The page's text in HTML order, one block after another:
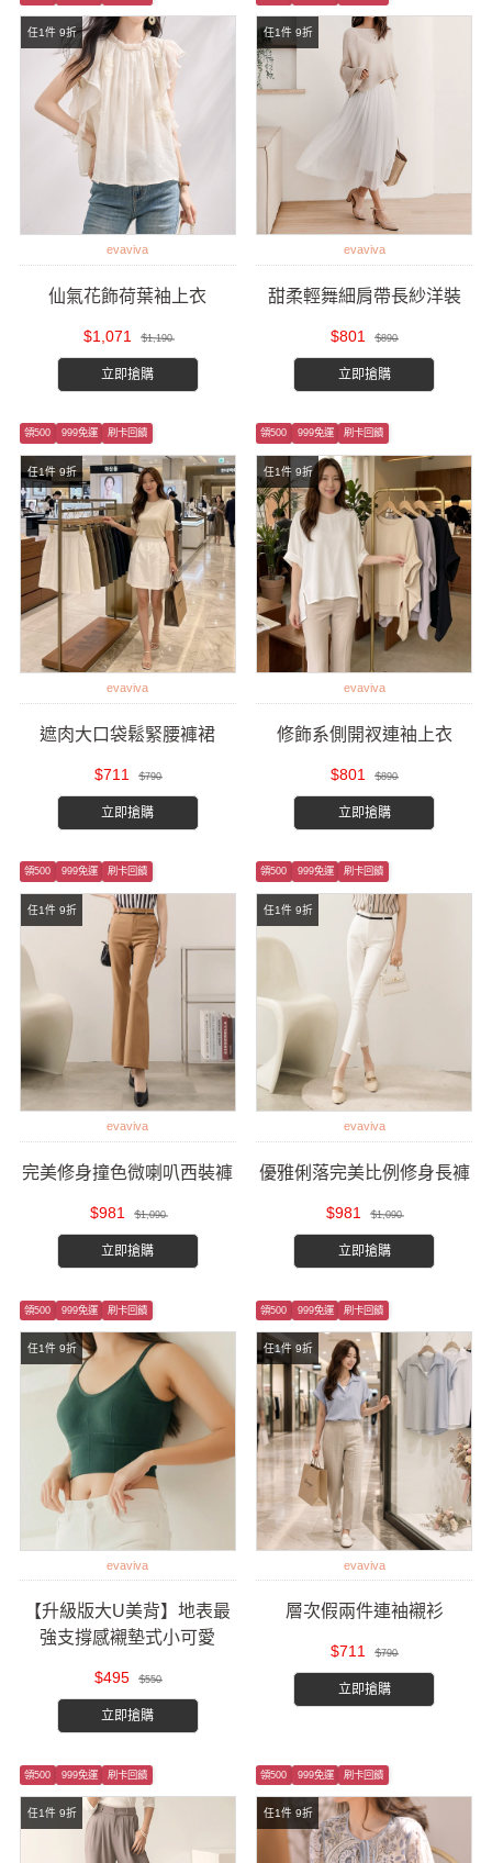
任1件 9折
evaviva
仙氣花飾荷葉袖上衣
$1,071 $1,190
立即搶購
任1件 9折
evaviva
甜柔輕舞細肩帶長紗洋裝
$801 $890
立即搶購
任1件 9折
領500 999免運 刷卡回饋
evaviva
遮肉大口袋鬆緊腰褲裙
$711 $790
立即搶購
任1件 9折
領500 999免運 刷卡回饋
evaviva
修飾系側開衩連袖上衣
$801 $890
立即搶購
任1件 9折
領500 999免運 刷卡回饋
evaviva
完美修身撞色微喇叭西裝褲
$981 $1,090
立即搶購
任1件 9折
領500 999免運 刷卡回饋
evaviva
優雅俐落完美比例修身長褲
$981 $1,090
立即搶購
任1件 9折
領500 999免運 刷卡回饋
evaviva
【升級版大U美背】地表最
強支撐感襯墊式小可愛
$495 $550
立即搶購
任1件 9折
領500 999免運 刷卡回饋
evaviva
層次假兩件連袖襯衫
$711 $790
立即搶購
任1件 9折
領500 999免運 刷卡回饋
任1件 9折
領500 999免運 刷卡回饋